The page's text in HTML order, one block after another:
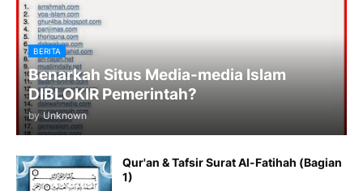
BERITA
Benarkah Situs Media-media Islam
DIBLOKIR Pemerintah?
by Unknown
Qur'an & Tafsir Surat Al-Fatihah (Bagian
1)